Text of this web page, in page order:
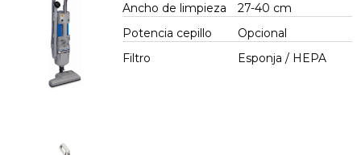
Ancho de limpieza
27-40 cm
Potencia cepillo
Opcional
Filtro
Esponja / HEPA